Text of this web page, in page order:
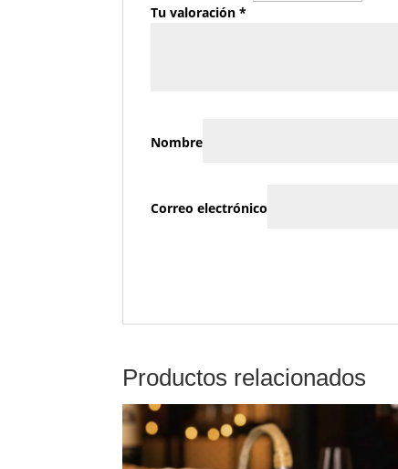
Tu valoración*
Nombre
Correo electrónico
Productos relacionados